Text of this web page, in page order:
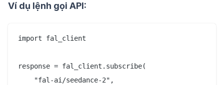
Ví dụ lệnh gọi API:
import fal_client
response = fal_client.subscribe(
    "fal-ai/seedance-2",